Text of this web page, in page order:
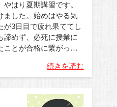
はり夏期講習です。
ました。始めはやる気
が3日目で疲れ果ててし
諦めず、必死に授業に
ことが合格に繋がっ…
続きを読む